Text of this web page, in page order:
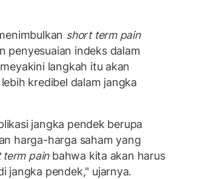
short term pain
penyesuaian indeks dalam
langkah itu akan
kredibel dalam jangka
jangka pendek berupa
harga-harga saham yang
term painbahwa kita akan harus
jangka pendek," ujarnya.